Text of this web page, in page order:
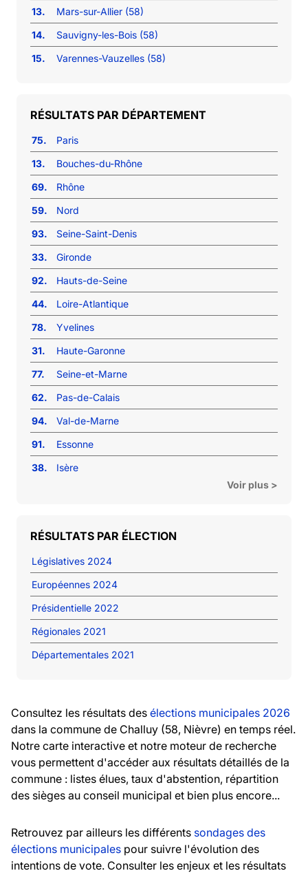
13.
Mars-sur-Allier (58)
14.
Sauvigny-les-Bois (58)
15.
Varennes-Vauzelles (58)
RÉSULTATS PAR DÉPARTEMENT
75.
Paris
13.
Bouches-du-Rhône
69.
Rhône
59.
Nord
93.
Seine-Saint-Denis
33.
Gironde
92.
Hauts-de-Seine
44.
Loire-Atlantique
78.
Yvelines
31.
Haute-Garonne
77.
Seine-et-Marne
62.
Pas-de-Calais
94.
Val-de-Marne
91.
Essonne
38.
Isère
Voir plus >
RÉSULTATS PAR ÉLECTION
Législatives 2024
Européennes 2024
Présidentielle 2022
Régionales 2021
Départementales 2021
Consultez les résultats des élections municipales 2026
dans la commune de Challuy (58, Nièvre) en temps réel.
Notre carte interactive et notre moteur de recherche
vous permettent d'accéder aux résultats détaillés de la
commune : listes élues, taux d'abstention, répartition
des sièges au conseil municipal et bien plus encore...
Retrouvez par ailleurs les différents sondages des
élections municipales pour suivre l'évolution des
intentions de vote. Consulter les enjeux et les résultats